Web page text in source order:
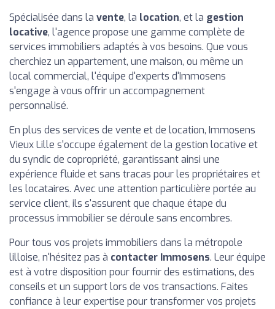
Spécialisée dans la vente, la location, et la gestion
locative, l'agence propose une gamme complète de
services immobiliers adaptés à vos besoins. Que vous
cherchiez un appartement, une maison, ou même un
local commercial, l'équipe d'experts d'Immosens
s'engage à vous offrir un accompagnement
personnalisé.
En plus des services de vente et de location, Immosens
Vieux Lille s'occupe également de la gestion locative et
du syndic de copropriété, garantissant ainsi une
expérience fluide et sans tracas pour les propriétaires et
les locataires. Avec une attention particulière portée au
service client, ils s'assurent que chaque étape du
processus immobilier se déroule sans encombres.
Pour tous vos projets immobiliers dans la métropole
lilloise, n'hésitez pas à contacter Immosens. Leur équipe
est à votre disposition pour fournir des estimations, des
conseils et un support lors de vos transactions. Faites
confiance à leur expertise pour transformer vos projets